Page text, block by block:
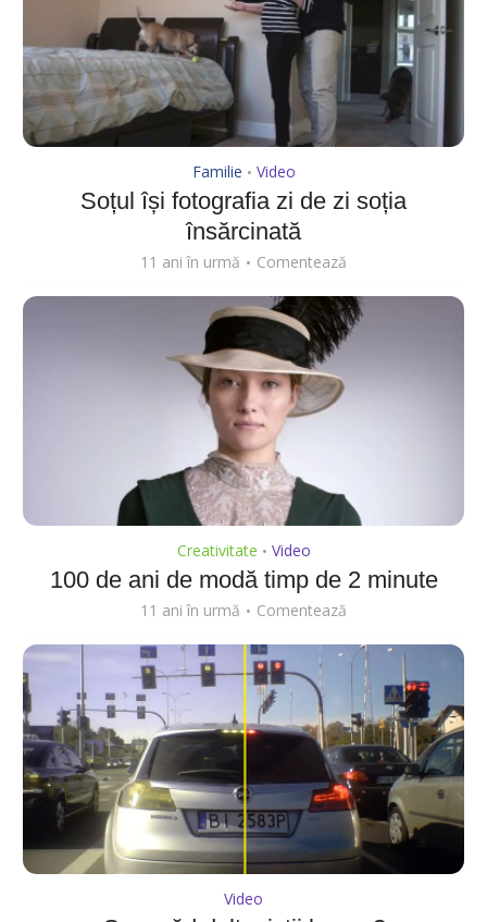
Familie • Video
Soțul își fotografia zi de zi soția
însărcinată
11 ani în urmă Comentează
Creativitate • Video
100 de ani de modă timp de 2 minute
11 ani în urmă Comentează
Video